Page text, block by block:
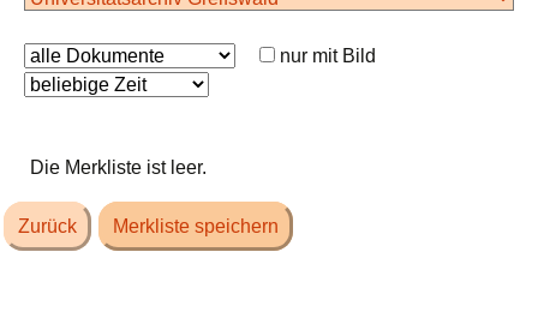
nur mit Bild
Die Merkliste ist leer.
Zurück Merkliste speichern